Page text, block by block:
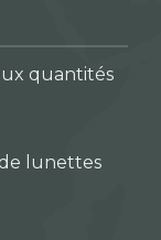
quantités
lunettes